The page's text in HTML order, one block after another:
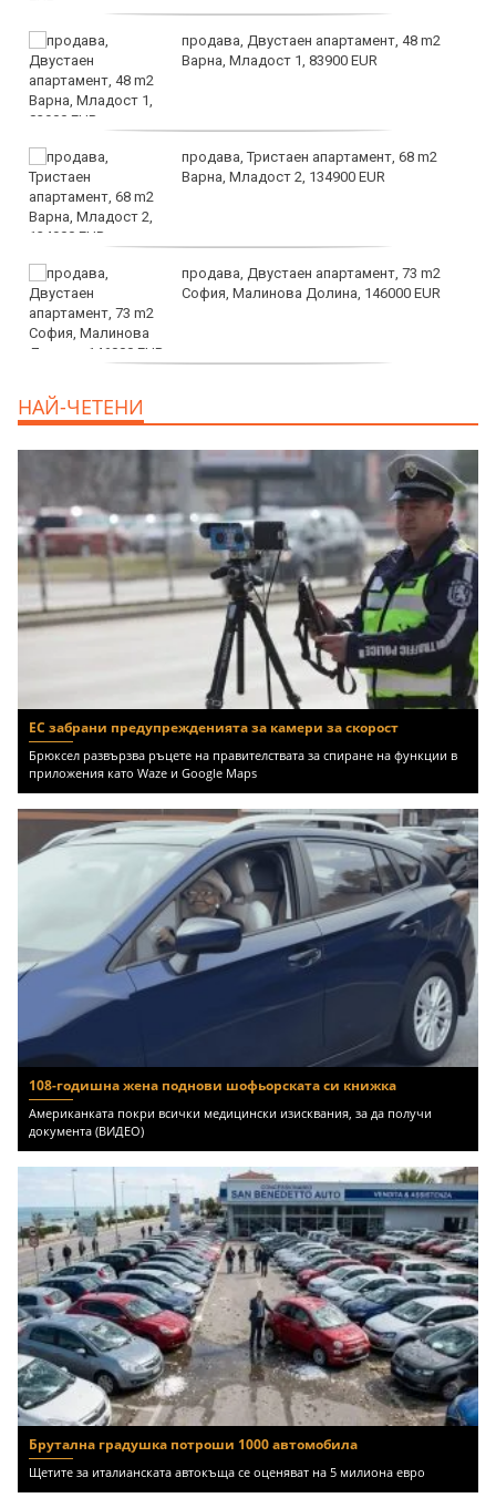
продава, Двустаен апартамент, 48 m2
Варна, Младост 1, 83900 EUR
продава, Тристаен апартамент, 68 m2
Варна, Младост 2, 134900 EUR
продава, Двустаен апартамент, 73 m2
София, Малинова Долина, 146000 EUR
НАЙ-ЧЕТЕНИ
ЕС забрани предупрежденията за камери за скорост
Брюксел развързва ръцете на правителствата за спиране на функции в
приложения като Waze и Google Maps
108-годишна жена поднови шофьорската си книжка
Американката покри всички медицински изисквания, за да получи
документа (ВИДЕО)
Брутална градушка потроши 1000 автомобила
Щетите за италианската автокъща се оценяват на 5 милиона евро